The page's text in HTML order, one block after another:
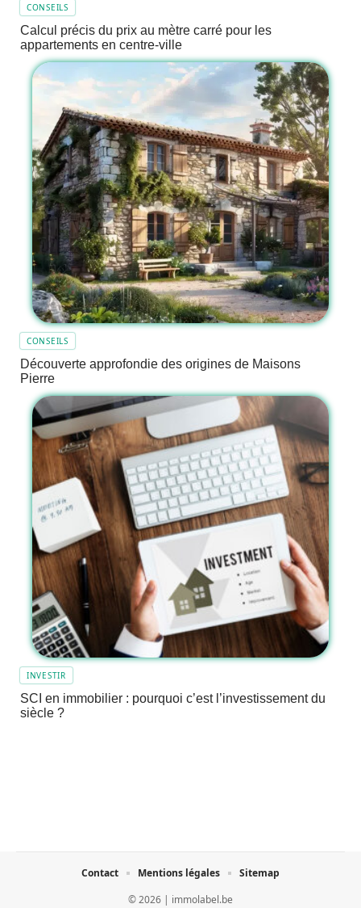
CONSEILS
Calcul précis du prix au mètre carré pour les
appartements en centre-ville
CONSEILS
Découverte approfondie des origines de Maisons
Pierre
INVESTIR
SCI en immobilier : pourquoi c’est l’investissement du
siècle ?
© 2026 | immolabel.be
Contact Mentions légales Sitemap